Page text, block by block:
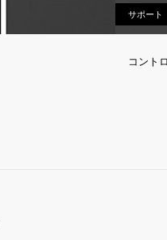
サポート
コント